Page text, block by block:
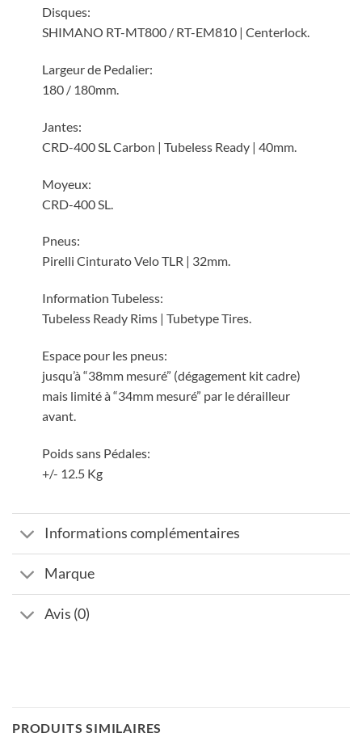
Disques:
SHIMANO RT-MT800 / RT-EM810 | Centerlock.
Largeur de Pedalier:
180 / 180mm.
Jantes:
CRD-400 SL Carbon | Tubeless Ready | 40mm.
Moyeux:
CRD-400 SL.
Pneus:
Pirelli Cinturato Velo TLR | 32mm.
Information Tubeless:
Tubeless Ready Rims | Tubetype Tires.
Espace pour les pneus:
jusqu’à “38mm mesuré” (dégagement kit cadre)
mais limité à “34mm mesuré” par le dérailleur
avant.
Poids sans Pédales:
+/- 12.5 Kg
Informations complémentaires
Marque
Avis (0)
PRODUITS SIMILAIRES